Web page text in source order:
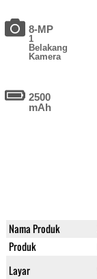
8-MP
1
Belakang
Kamera
2500
mAh
Nama Produk
Produk
Layar